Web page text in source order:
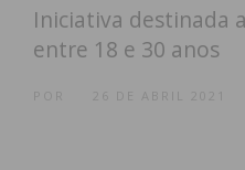
Iniciativa destinada
entre 18 e 30 anos
26 DE ABRIL 2021